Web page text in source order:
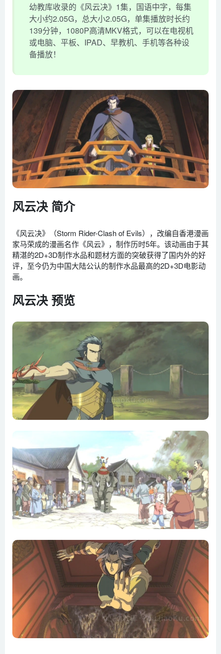
幼教库收录的《风云决》1集，国语中字，每集
大小约2.05G，总大小2.05G，单集播放时长约
139分钟，1080P高清MKV格式，可以在电视机
或电脑、平板、IPAD、早教机、手机等各种设
备播放！
风云决 简介
《风云决》（Storm Rider-Clash of Evils），改编自香港漫画
家马荣成的漫画名作《风云》，制作历时5年。该动画由于其
精湛的2D+3D制作水品和题材方面的突破获得了国内外的好
评，至今仍为中国大陆公认的制作水品最高的2D+3D电影动
画。
风云决 预览